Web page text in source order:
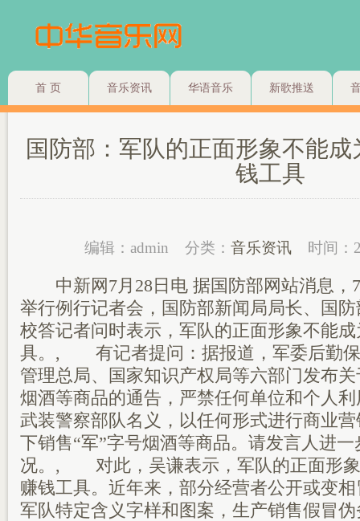
首 页 音乐资讯 华语音乐 新歌推送
国防部：军队的正面形象不能
钱工具
编辑：admin 分类： 音乐资讯 时间：
中新网7月28日电 据国防部网站消息，7
举行例行记者会，国防部新闻局局长、国
校答记者问时表示，军队的正面形象不能
具。, 有记者提问：据报道，军委后勤保
管理总局、国家知识产权局等六部门发布
烟酒等商品的通告，严禁任何单位和个人
武装警察部队名义，以任何形式进行商业
下销售“军”字号烟酒等商品。请发言人进
况。, 对此，吴谦表示，军队的正面形象
赚钱工具。近年来，部分经营者公开或变
军队特定含义字样和图案，生产销售假冒